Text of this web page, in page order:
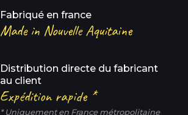
Fabriqué en france
Made in Nouvelle Aquitaine
Distribution directe du fabricant
au client
Expédition rapide *
* Uniquement en France métropolitaine